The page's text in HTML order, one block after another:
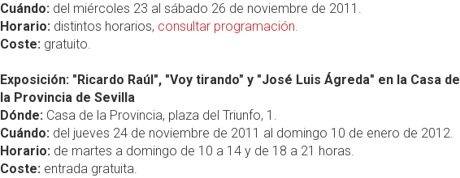
Cuándo: del miércoles 23 al sábado 26 de noviembre de 2011.
Horario: distintos horarios, consultar programación.
Coste: gratuito.
Exposición: "Ricardo Raúl", "Voy tirando" y "José Luis Ágreda" en la Casa de
la Provincia de Sevilla
Dónde: Casa de la Provincia, plaza del Triunfo, 1.
Cuándo: del jueves 24 de noviembre de 2011 al domingo 10 de enero de 2012.
Horario: de martes a domingo de 10 a 14 y de 18 a 21 horas.
Coste: entrada gratuita.